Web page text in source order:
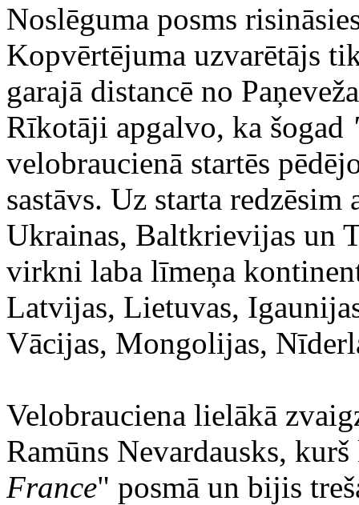
Noslēguma posms
Kopvērtējuma uzvarētājs
garajā distancē no
Rīkotāji apgalvo, ka šogad
velobraucienā startēs
sastāvs. Uz starta
Ukrainas, Baltkrievijas un
virkni laba līmeņa
Latvijas, Lietuvas,
Vācijas, Mongolijas,
Velobrauciena lielākā
Ramūns Nevardausks,
France" posmā un bijis